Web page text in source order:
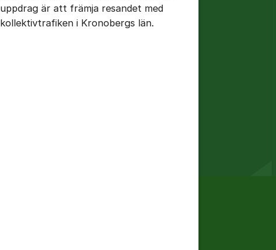
uppdrag är att främja resandet med
kollektivtrafiken i Kronobergs län.